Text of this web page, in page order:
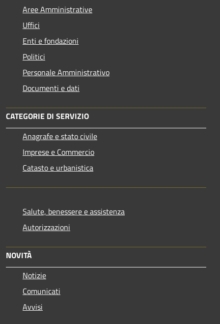
Aree Amministrative
Uffici
Enti e fondazioni
Politici
Personale Amministrativo
Documenti e dati
CATEGORIE DI SERVIZIO
Anagrafe e stato civile
Imprese e Commercio
Catasto e urbanistica
Salute, benessere e assistenza
Autorizzazioni
NOVITÀ
Notizie
Comunicati
Avvisi